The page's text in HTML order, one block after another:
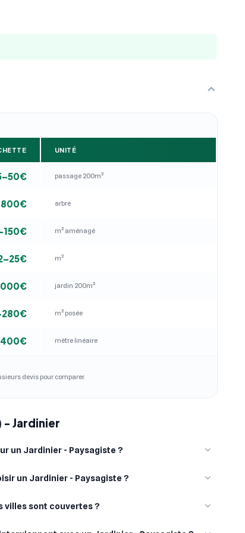
UNITÉ
passage 200m²
arbre
m² aménagé
m²
000€ jardin 200m²
m² posée
mètre linéaire
devis pour comparer.
- Jardinier
un Jardinier - Paysagiste ?
un Jardinier - Paysagiste ?
villes sont couvertes ?